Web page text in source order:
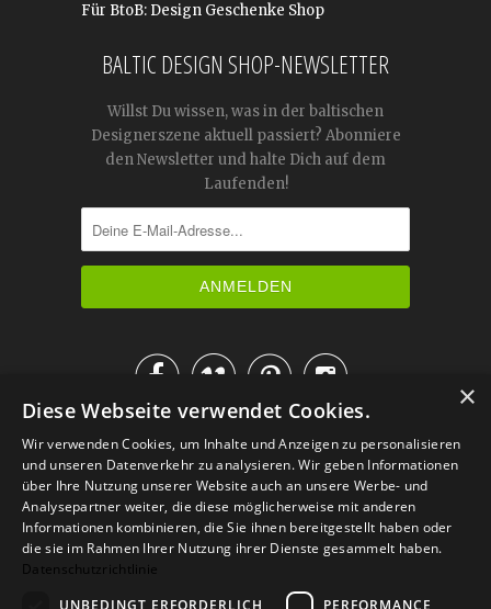
Für BtoB: Design Geschenke Shop
BALTIC DESIGN SHOP-NEWSLETTER
Willst Du wissen, was in der baltischen
Designerszene aktuell passiert? Abonniere
den Newsletter und halte Dich auf dem
Laufenden!

IM KATALOG BLÄTTERN
×
Diese Webseite verwendet Cookies.
Wir verwenden Cookies, um Inhalte und Anzeigen zu personalisieren
und unseren Datenverkehr zu analysieren. Wir geben Informationen
über Ihre Nutzung unserer Website auch an unsere Werbe- und
Analysepartner weiter, die diese möglicherweise mit anderen
Informationen kombinieren, die Sie ihnen bereitgestellt haben oder
die sie im Rahmen Ihrer Nutzung ihrer Dienste gesammelt haben.
Datenschutzrichtlinie
UNBEDINGT ERFORDERLICH
PERFORMANCE